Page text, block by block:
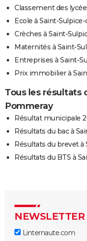
Classement des
Ecole à Saint-
Crèches à Saint-
Maternités à Saint-
Entreprises à Saint-
Prix immobilier à
Tous les résultats
Pommeray
Résultat municipale
Résultats du bac à
Résultats du brevet
Résultats du BTS à
NEWSLETTER
Linternaute.com